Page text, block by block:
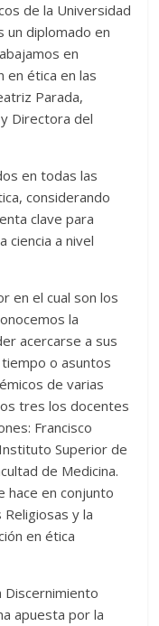
de la Universidad
un diplomado en
en
en ética en las
Parada,
Directora del
en todas las
considerando
clave para
ciencia a nivel
en el cual son los
la
acercarse a sus
o asuntos
de varias
tres los docentes
Francisco
Superior de
de Medicina.
hace en conjunto
y la
en ética
Discernimiento
apuesta por la